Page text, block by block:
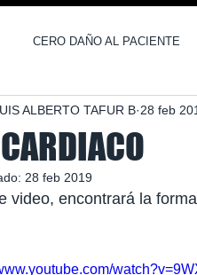
CERO DAÑO AL PACIENTE
ALBERTO TAFUR B 28 feb
28 feb 2019
video, encontrará la